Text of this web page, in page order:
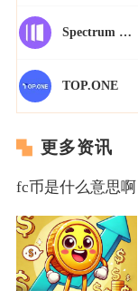
Spectrum Finance
TOP.ONE
更多资讯
fc币是什么意思啊